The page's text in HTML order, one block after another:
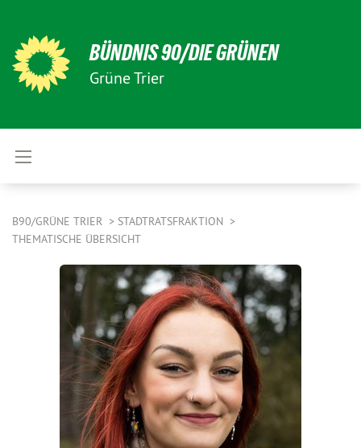
BÜNDNIS 90/DIE GRÜNEN
Grüne Trier
B90/GRÜNE TRIER
STADTRATSFRAKTION
THEMATISCHE ÜBERSICHT